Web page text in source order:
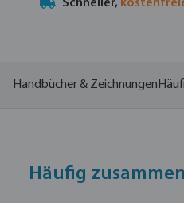
Schneller,
Handbücher & Zeichnungen
Häufig